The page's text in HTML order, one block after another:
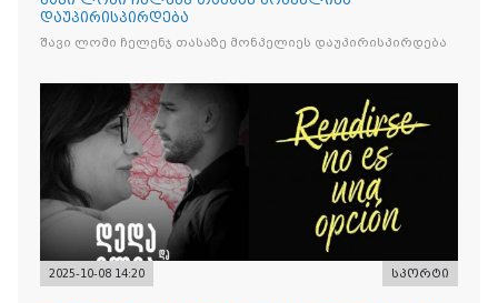
დაუპირისპირდება
შავი ლომი ჩელენჯ თასაზე მონპელიეს დაუპირისპირდება
2025-10-08 14:20 სპორტი